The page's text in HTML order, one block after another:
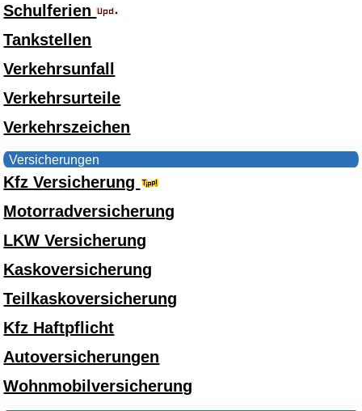
Schulferien
Tankstellen
Verkehrsunfall
Verkehrsurteile
Verkehrszeichen
Versicherungen
Kfz Versicherung
Motorradversicherung
LKW Versicherung
Kaskoversicherung
Teilkaskoversicherung
Kfz Haftpflicht
Autoversicherungen
Wohnmobilversicherung